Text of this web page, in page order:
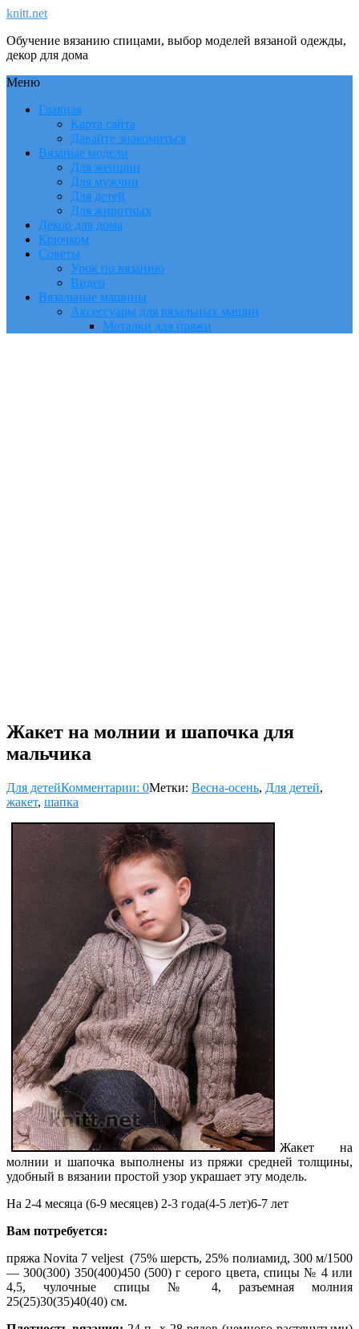
knitt.net
Обучение вязанию спицами, выбор моделей вязаной одежды,
декор для дома
Меню
Главная
Карта сайта
Давайте знакомиться
Вязаные модели
Для женщин
Для мужчин
Для детей
Для животных
Декор для дома
Крючком
Советы
Урок по вязанию
Видео
Вязальные машины
Аксессуары для вязальных машин
Моталки для пряжи
Жакет на молнии и шапочка для
мальчика
Для детейКомментарии: 0Метки: Весна-осень, Для детей,
жакет, шапка
Жакет на
молнии и шапочка выполнены из пряжи средней толщины,
удобный в вязании простой узор украшает эту модель.
На 2-4 месяца (6-9 месяцев) 2-3 года(4-5 лет)6-7 лет
Вам потребуется:
пряжа Novita 7 veljest (75% шерсть, 25% полиамид, 300 м/1500
— 300(300) 350(400)450 (500) г серого цвета, спицы № 4 или
4,5, чулочные спицы № 4, разъемная молния
25(25)30(35)40(40) см.